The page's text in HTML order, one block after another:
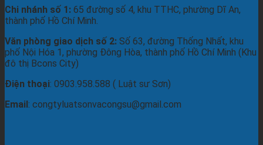
Chi nhánh số 1: 65 đường số 4, khu TTHC, phường Dĩ An,
thành phố Hồ Chí Minh.
Văn phòng giao dịch số 2: Số 63, đường Thống Nhất, khu
phố Nội Hóa 1, phường Đông Hòa, thành phố Hồ Chí Minh (Khu
đô thị Bcons City)
Điện thoại: 0903.958.588 ( Luật sư Sơn)
Email : congtyluatsonvacongsu@gmail.com